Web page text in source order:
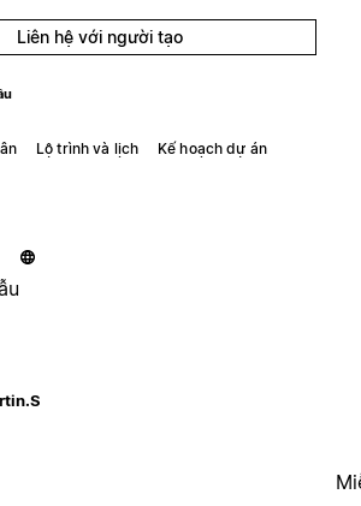
Liên hệ với người tạo
Lộ trình và lịch Kế hoạch dự án